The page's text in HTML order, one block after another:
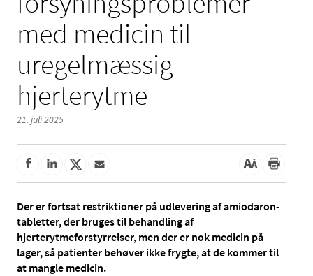
med medicin til
uregelmæssig
hjerterytme
21. juli 2025
Der er fortsat restriktioner på udlevering af amiodaron-
tabletter, der bruges til behandling af
hjerterytmeforstyrrelser, men der er nok medicin på
lager, så patienter behøver ikke frygte, at de kommer til
at mangle medicin.